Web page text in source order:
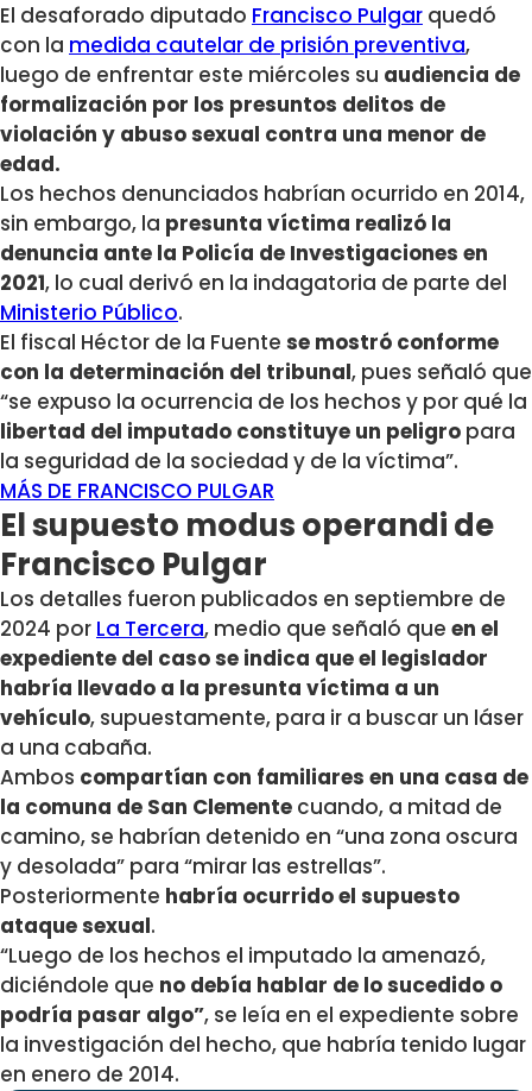
El desaforado diputado Francisco Pulgar quedó
con la medida cautelar de prisión preventiva,
luego de enfrentar este miércoles su audiencia de
formalización por los presuntos delitos de
violación y abuso sexual contra una menor de
edad.
Los hechos denunciados habrían ocurrido en 2014,
sin embargo, la presunta víctima realizó la
denuncia ante la Policía de Investigaciones en
2021, lo cual derivó en la indagatoria de parte del
Ministerio Público.
El fiscal Héctor de la Fuente se mostró conforme
con la determinación del tribunal, pues señaló que
“se expuso la ocurrencia de los hechos y por qué la
libertad del imputado constituye un peligro para
la seguridad de la sociedad y de la víctima”.
MÁS DE FRANCISCO PULGAR
El supuesto modus operandi de
Francisco Pulgar
Los detalles fueron publicados en septiembre de
2024 por La Tercera, medio que señaló que en el
expediente del caso se indica que el legislador
habría llevado a la presunta víctima a un
vehículo, supuestamente, para ir a buscar un láser
a una cabaña.
Ambos compartían con familiares en una casa de
la comuna de San Clemente cuando, a mitad de
camino, se habrían detenido en “una zona oscura
y desolada” para “mirar las estrellas”.
Posteriormente habría ocurrido el supuesto
ataque sexual.
“Luego de los hechos el imputado la amenazó,
diciéndole que no debía hablar de lo sucedido o
podría pasar algo”, se leía en el expediente sobre
la investigación del hecho, que habría tenido lugar
en enero de 2014.